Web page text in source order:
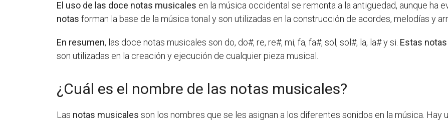
El uso de las doce notas musicales en la música occidental se remonta a la antigüedad, aunque ha
notas forman la base de la música tonal y son utilizadas en la construcción de acordes, melodías y
En resumen, las doce notas musicales son do, do#, re, re#, mi, fa, fa#, sol, sol#, la, la# y si. Estas notas
son utilizadas en la creación y ejecución de cualquier pieza musical.
¿Cuál es el nombre de las notas musicales?
Las notas musicales son los nombres que se les asignan a los diferentes sonidos en la música. Hay